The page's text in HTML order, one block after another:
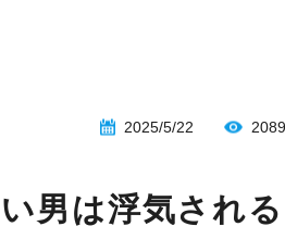
2025/5/22
男は浮気される